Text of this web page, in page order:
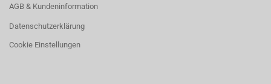
AGB & Kundeninformation
Datenschutzerklärung
Cookie Einstellungen